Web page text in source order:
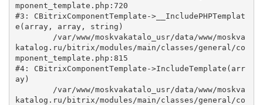
mponent_template.php:720
#3: CBitrixComponentTemplate->__IncludePHPTemplat
e(array, array, string)
katalog.ru/bitrix/modules/main/classes/general/co
mponent_template.php:815
#4: CBitrixComponentTemplate->IncludeTemplate(arr
ay)
katalog.ru/bitrix/modules/main/classes/general/co